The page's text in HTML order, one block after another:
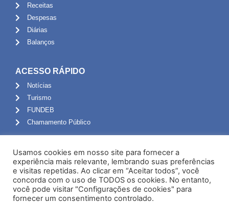
Receitas
Despesas
Diárias
Balanços
ACESSO RÁPIDO
Notícias
Turismo
FUNDEB
Chamamento Público
Portal do Servidor
Webmail
Administração
Usamos cookies em nosso site para fornecer a
experiência mais relevante, lembrando suas preferências
e visitas repetidas. Ao clicar em “Aceitar todos”, você
concorda com o uso de TODOS os cookies. No entanto,
você pode visitar "Configurações de cookies" para
fornecer um consentimento controlado.